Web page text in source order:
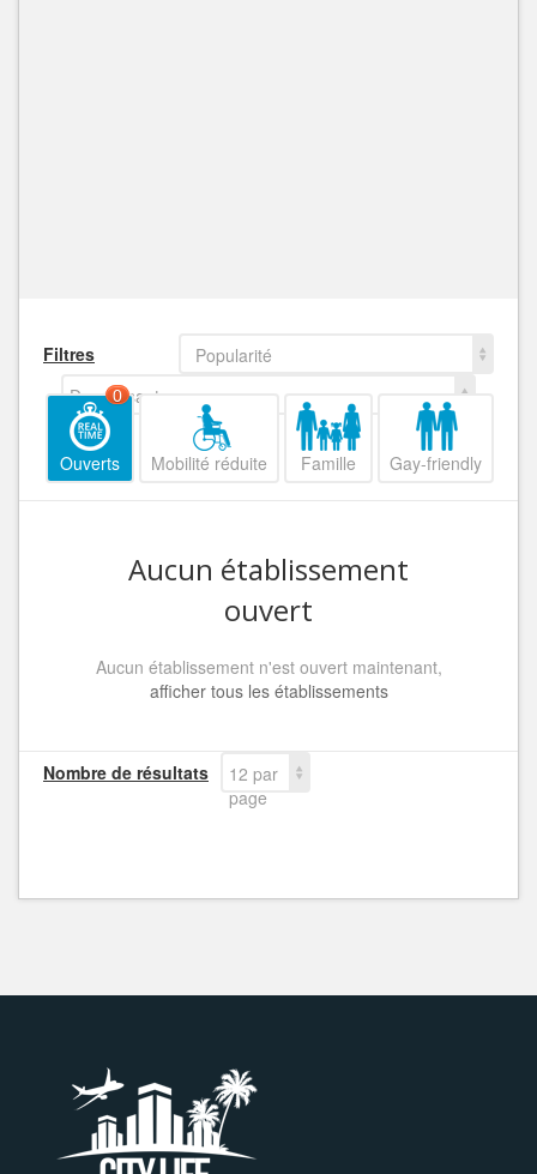
Filtres
Popularité
Decroissant
Ouverts
0
Mobilité réduite Famille Gay-friendly
Aucun établissement
ouvert
Aucun établissement n'est ouvert maintenant,
afficher tous les établissements
Nombre de résultats
12 par
page